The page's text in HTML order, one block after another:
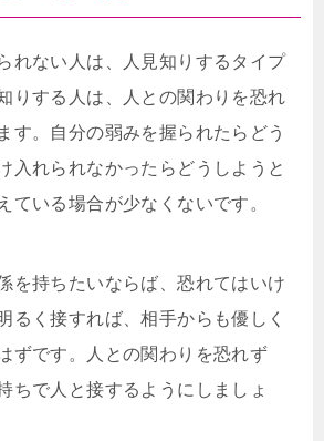
れない人は、人見知りするタイプ
りする人は、人との関わりを恐れ
す。自分の弱みを握られたらどう
入れられなかったらどうしようと
ている場合が少なくないです。
を持ちたいならば、恐れてはいけ
るく接すれば、相手からも優しく
ずです。人との関わりを恐れず
ちで人と接するようにしましょ